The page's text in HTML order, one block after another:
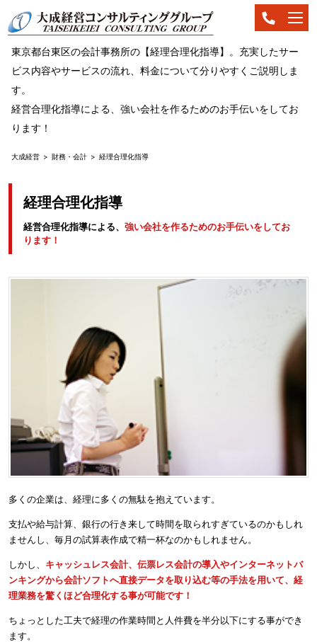
東京都台東区の会計事務所の【経理合理化指導】。充実したサー
ビス内容やサービスの流れ、料金について分りやすくご説明しま
す。
経営合理化指導による、強い会社を作るためのお手伝いをしてお
ります！
大成経営 財務・会計 経理合理化指導
経理合理化指導
経営合理化指導による、 強い会社を作るためのお手伝いをしてお
ります！
多くの企業は、経理に多くの無駄を抱えています。
支払や給与計算、銀行の行き来して時間を取られすぎているのかもしれ
ませんし、毎月の試算表作成で精一杯なのかもしれません。
しかし、 キャッシュレス会計、伝票レス会計の導入やインターネットバ
ンキングから会計ソフトへ直接データを取り込む等の手法を用いて、経
理業務を驚くほど合理化する事が可能です！
ちょっとした工夫で経理の作業時間と人件費を半分以下にする事ができ
ます。